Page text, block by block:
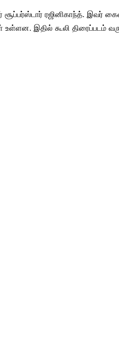
ரஜினிகாந்த். இவர்
உள்ளன. இதில் கூலி திரைப்படம்